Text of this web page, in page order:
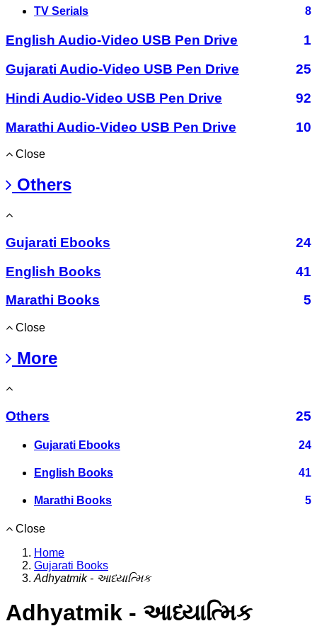
TV Serials 8
English Audio-Video USB Pen Drive
1
Gujarati Audio-Video USB Pen Drive
25
Hindi Audio-Video USB Pen Drive
92
Marathi Audio-Video USB Pen Drive
10
Close
Others
Gujarati Ebooks
24
English Books
41
Marathi Books
5
Close
More
Others 25
Gujarati Ebooks 24
English Books 41
Marathi Books 5
Close
Home
Gujarati Books
Adhyatmik - આધ્યાત્મિક
Adhyatmik - આધ્યાત્મિક